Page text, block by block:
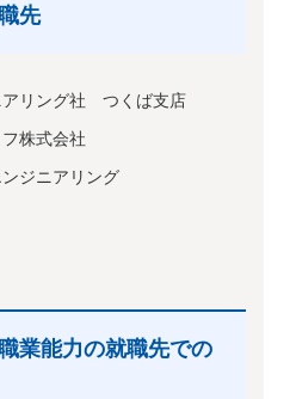
先
アリング社 つくば支店
株式会社
ジニアリング
業能力の就職先での